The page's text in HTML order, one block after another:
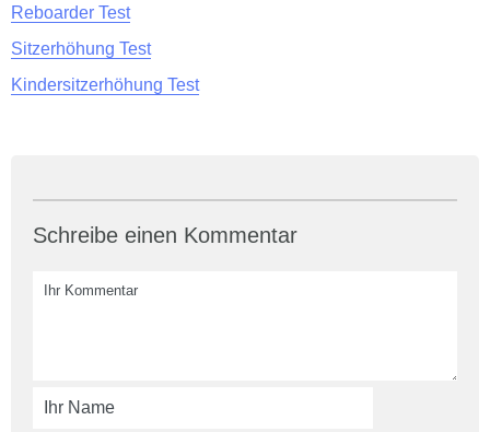
Reboarder Test
Sitzerhöhung Test
Kindersitzerhöhung Test
Schreibe einen Kommentar